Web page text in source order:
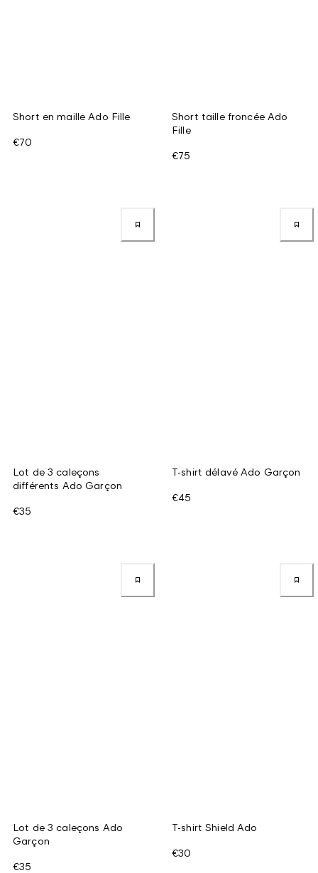
Short en maille Ado Fille
€70
Short taille froncée Ado
Fille
€75
Lot de 3 caleçons
différents Ado Garçon
€35
T-shirt délavé Ado Garçon
€45
Lot de 3 caleçons Ado
Garçon
€35
T-shirt Shield Ado
€30